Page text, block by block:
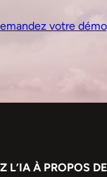
votre démo
L’IA À PROPOS